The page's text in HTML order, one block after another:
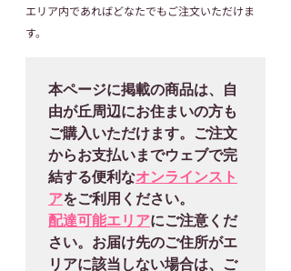
エリア内であればどなたでもご注文いただけま
す。
本ページに掲載の商品は、自
由が丘周辺にお住まいの方も
ご購入いただけます。ご注文
からお支払いまでウェブで完
結する便利なオンラインスト
ア
配達可能エリアにご注意くだ
さい。お届け先のご住所がエ
リアに該当しない場合は、ご